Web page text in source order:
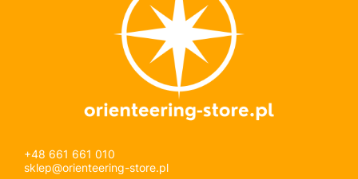
+48 661 661 010
sklep@orienteering-store.pl